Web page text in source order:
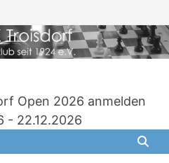
Open 2026 anmelden
- 22.12.2026